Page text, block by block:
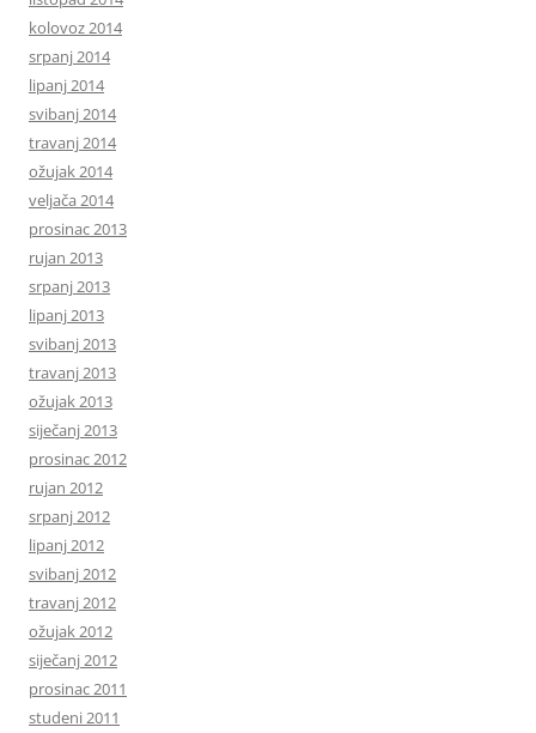
kolovoz 2014
srpanj 2014
lipanj 2014
svibanj 2014
travanj 2014
ožujak 2014
veljača 2014
prosinac 2013
rujan 2013
srpanj 2013
lipanj 2013
svibanj 2013
travanj 2013
ožujak 2013
siječanj 2013
prosinac 2012
rujan 2012
srpanj 2012
lipanj 2012
svibanj 2012
travanj 2012
ožujak 2012
siječanj 2012
prosinac 2011
studeni 2011